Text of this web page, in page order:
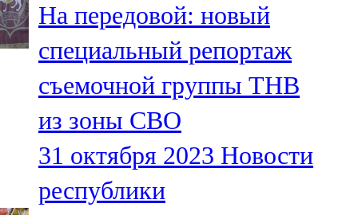
104,7 FM
Олы Әтнә
71,42 FM
Сарман
107,8 FM
Теләче
На передовой: новый
специальный репортаж
съемочной группы ТНВ
из зоны СВО
31 октября 2023 Новости
республики